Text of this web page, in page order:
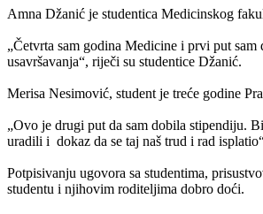
Amna Džanić je studentica Medicinskog
„Četvrta sam godina Medicine i prvi put
usavršavanja“, riječi su studentice Džanić.
Merisa Nesimović, student je treće godine
„Ovo je drugi put da sam dobila stipendiju.
uradili i dokaz da se taj naš trud i rad
Potpisivanju ugovora sa studentima,
studentu i njihovim roditeljima dobro doći.